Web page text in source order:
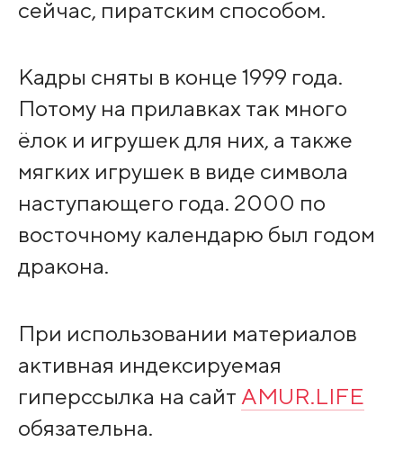
сейчас, пиратским способом.
Кадры сняты в конце 1999 года.
Потому на прилавках так много
ёлок и игрушек для них, а также
мягких игрушек в виде символа
наступающего года. 2000 по
восточному календарю был годом
дракона.
При использовании материалов
активная индексируемая
гиперссылка на сайт AMUR.LIFE
обязательна.